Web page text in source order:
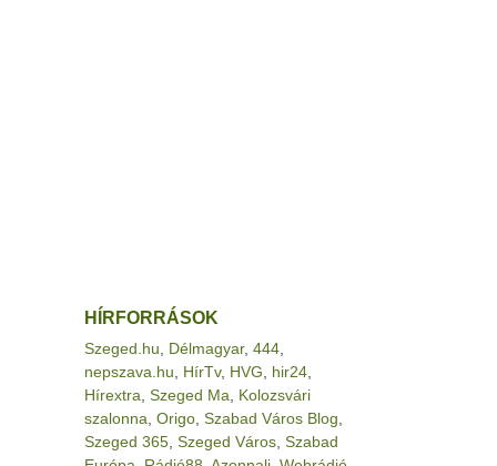
HÍRFORRÁSOK
Szeged.hu Délmagyar, 444
nepszava.hu
HírTv, HVG hir24
Hírextra Szeged Ma
Kolozsvári
szalonna Origo Szabad Város Blog
Szeged 365 Szeged Város Szabad